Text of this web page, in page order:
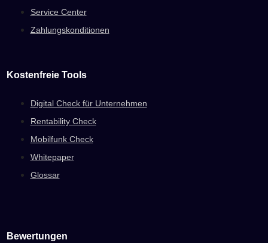
Service Center
Zahlungskonditionen
Kostenfreie Tools
Digital Check für Unternehmen
Rentability Check
Mobilfunk Check
Whitepaper
Glossar
Bewertungen